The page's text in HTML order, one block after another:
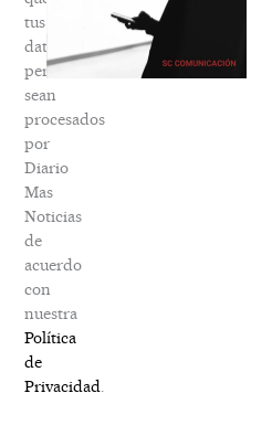
tus
datos
personales
sean
procesados
por
Diario
Mas
Noticias
de
acuerdo
con
nuestra
Política
de
Privacidad